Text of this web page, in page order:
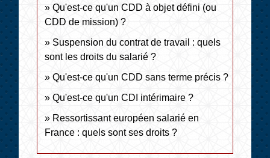
Qu'est-ce qu'un CDD à objet défini (ou
CDD de mission) ?
Suspension du contrat de travail : quels
sont les droits du salarié ?
Qu'est-ce qu'un CDD sans terme précis ?
Qu'est-ce qu'un CDI intérimaire ?
Ressortissant européen salarié en
France : quels sont ses droits ?